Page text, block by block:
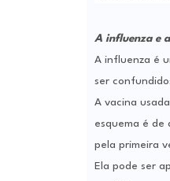
A influenza e
A influenza é
ser
A vacina
esquema é de
pela primeira
Ela pode ser